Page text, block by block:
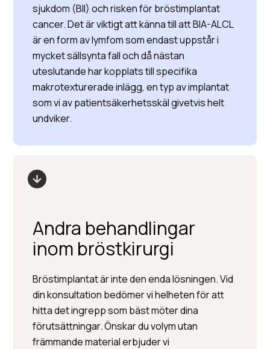
sjukdom (BII) och risken för bröstimplantat
cancer. Det är viktigt att känna till att BIA-ALCL
är en form av lymfom som endast uppstår i
mycket sällsynta fall och då nästan
uteslutande har kopplats till specifika
makrotexturerade inlägg, en typ av implantat
som vi av patientsäkerhetsskäl givetvis helt
undviker.
Andra behandlingar
inom bröstkirurgi
Bröstimplantat är inte den enda lösningen. Vid
din konsultation bedömer vi helheten för att
hitta det ingrepp som bäst möter dina
förutsättningar. Önskar du volym utan
främmande material erbjuder vi